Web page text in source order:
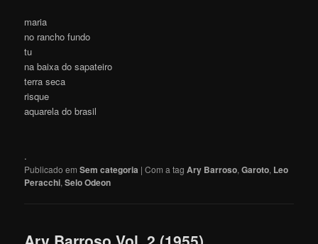
maria
no rancho fundo
tu
na baixa do sapateiro
terra seca
risque
aquarela do brasil
.
Publicado em Sem categoria |Com a tagAry Barroso,Garoto, Leo
Peracchi,Selo Odeon